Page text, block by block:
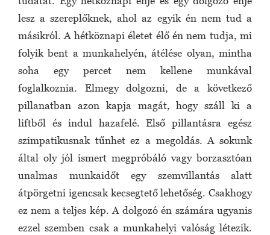
lesz a szereplőknek, ahol az egyik én nem tud a
másikról. A hétköznapi életet élő én nem tudja, mi
folyik bent a munkahelyén, átélése olyan, mintha
soha egy percet nem kellene munkával
foglalkoznia. Elmegy dolgozni, de a következő
pillanatban azon kapja magát, hogy száll ki a
liftből és indul hazafelé. Első pillantásra egész
szimpatikusnak tűnhet ez a megoldás. A sokunk
által oly jól ismert megpróbáló vagy borzasztóan
unalmas munkaidőt egy szemvillantás alatt
átpörgetni igencsak kecsegtető lehetőség. Csakhogy
ez nem a teljes kép. A dolgozó én számára ugyanis
ezzel szemben csak a munkahelyi valóság létezik.